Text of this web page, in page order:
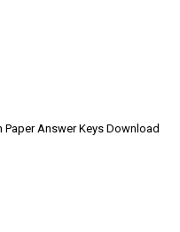
Paper Answer Keys Download